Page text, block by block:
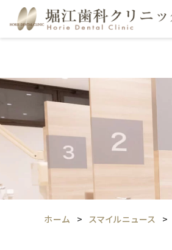
ホーム スマイルニュース